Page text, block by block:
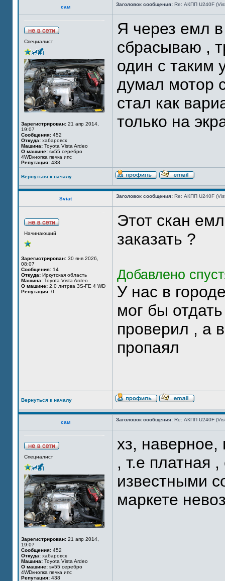
сам Заголовок сообщения: Re: АКПП U240F
Специалист
Зарегистрирован: 21 апр 2014,
19:07
Сообщения: 452
Откуда: хабаровск
Машина: Toyota Vista Ardeo
О машине: sv55 серебро
4WDкнопка печка ипс
Репутация: 438
Я через емл
сбрасываю ,
один с таким
думал мотор
стал как
только на
Вернуться к началу
Sviat Заголовок сообщения: Re: АКПП U240F
Начинающий
Зарегистрирован: 30 янв 2026,
08:07
Сообщения: 14
Откуда: Иркутская область
Машина: Toyota Vista Ardeo
О машине: 2.0 литрва 3S-FE 4 WD
Репутация: 0
Этот скан
заказать ?
Добавлено
У нас в
мог бы
проверил , а
пропаял
Вернуться к началу
сам Заголовок сообщения: Re: АКПП U240F
Специалист
Зарегистрирован: 21 апр 2014,
19:07
Сообщения: 452
Откуда: хабаровск
Машина: Toyota Vista Ardeo
О машине: sv55 серебро
4WDкнопка печка ипс
Репутация: 438
хз, наверное,
, т.е платная
известными
маркете